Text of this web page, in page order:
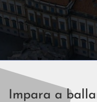
Impara a